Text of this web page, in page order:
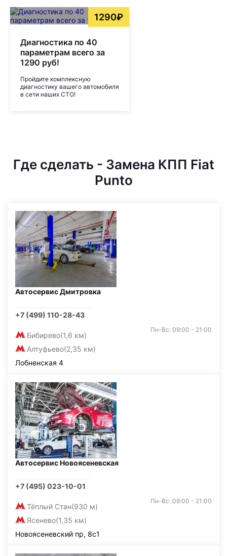
1290₽
Диагностика по 40
параметрам всего за
1290 руб!
Пройдите комплексную
диагностику вашего автомобиля
в сети наших СТО!
Где сделать - Замена КПП Fiat
Punto
Автосервис Дмитровка
+7 (499) 110-28-43
Бибирево(1,6 км)
Алтуфьево(2,35 км)
Пн-Вс: 09:00 - 21:00
Лобненская 4
Автосервис Новоясеневская
+7 (495) 023-10-01
Тёплый Стан(930 м)
Ясенево(1,35 км)
Пн-Вс: 09:00 - 21:00
Новоясеневский пр, 8с1